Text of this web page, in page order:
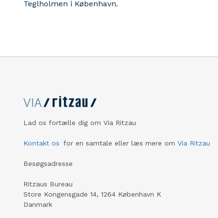
Teglholmen i København.
Lad os fortælle dig om Via Ritzau
Kontakt os for en samtale eller læs mere om Via Ritzau
Besøgsadresse
Ritzaus Bureau
Store Kongensgade 14, 1264 København K
Danmark